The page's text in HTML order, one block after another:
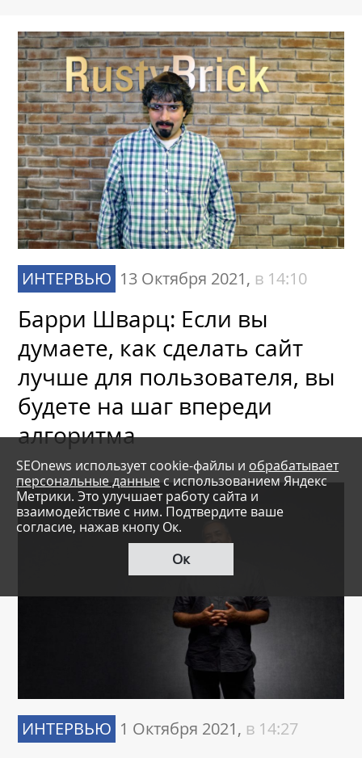
ИНТЕРВЬЮ 13 Октября 2021, в 14:10
Барри Шварц: Если вы
думаете, как сделать сайт
лучше для пользователя, вы
будете на шаг впереди
алгоритма
ИНТЕРВЬЮ 1 Октября 2021, в 14:27
SEOnews использует cookie-файлы и обрабатывает
персональные данныес использованием Яндекс
Метрики. Это улучшает работу сайта и
взаимодействие с ним. Подтвердите ваше
согласие, нажав кнопу Ок.
Ок